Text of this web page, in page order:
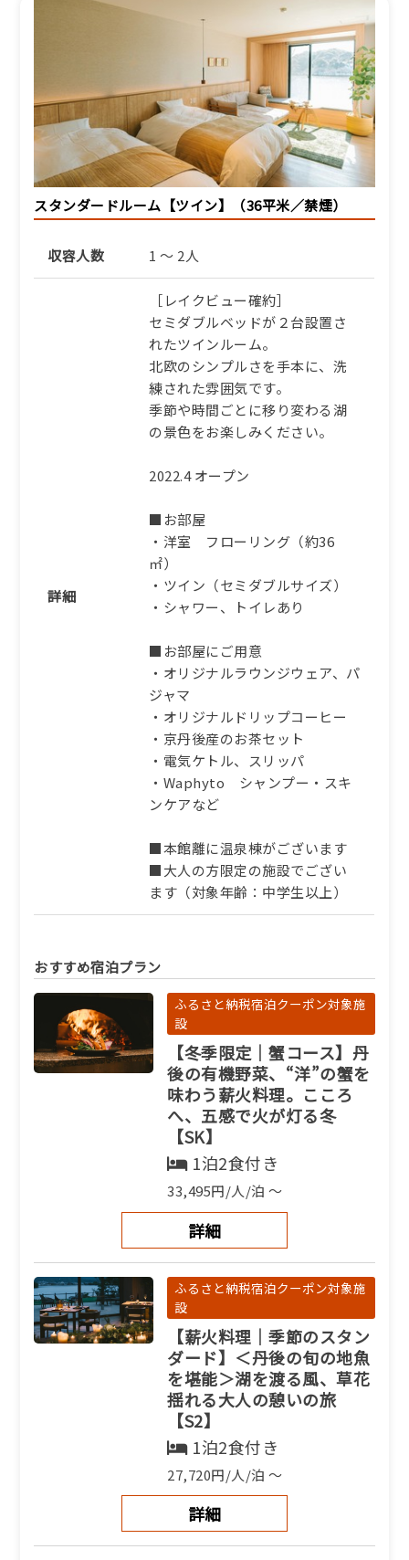
牛・地魚・オーガニック野
菜など丹後の食材を厳選
【SP】
1泊2食付き
36,960円/人/泊 ～
詳細
スタンダードルーム【ツイン】（36平米／禁煙）
収容人数 1 ～ 2人
詳細
［レイクビュー確約］
セミダブルベッドが２台設置さ
れたツインルーム。
北欧のシンプルさを手本に、洗
練された雰囲気です。
季節や時間ごとに移り変わる湖
の景色をお楽しみください。
2022.4 オープン
■お部屋
・洋室 フローリング（約36
㎡）
・ツイン（セミダブルサイズ）
・シャワー、トイレあり
■お部屋にご用意
・オリジナルラウンジウェア、パ
ジャマ
・オリジナルドリップコーヒー
・京丹後産のお茶セット
・電気ケトル、スリッパ
・Waphyto シャンプー・スキ
ンケアなど
■本館離に温泉棟がございます
■大人の方限定の施設でござい
ます（対象年齢：中学生以上）
おすすめ宿泊プラン
ふるさと納税宿泊クーポン対象施
設
【冬季限定｜蟹コース】丹
後の有機野菜、“洋”の蟹を
味わう薪火料理。こころ
へ、五感で火が灯る冬
【SK】
1泊2食付き
33,495円/人/泊 ～
詳細
ふるさと納税宿泊クーポン対象施
設
【薪火料理｜季節のスタン
ダード】＜丹後の旬の地魚
を堪能＞湖を渡る風、草花
揺れる大人の憩いの旅
【S2】
1泊2食付き
27,720円/人/泊 ～
詳細